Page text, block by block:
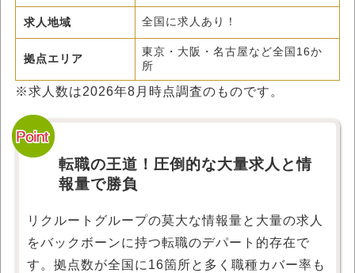
求人地域 全国に求人あり！
拠点エリア
東京・大阪・名古屋など全国16か
所
※求人数は2026年8月 時点調査のものです。
転職の王道！圧倒的な大量求人と情
報量で勝負
リクルートグループの莫大な情報量と大量の求人
をバックボーンに持つ転職のデパート的存在で
す。拠点数が全国に16箇所と多く職種カバー率も